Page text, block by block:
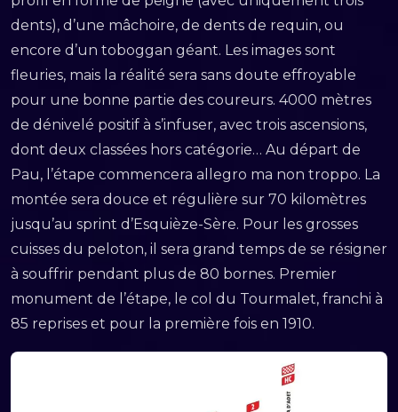
dents), d’une mâchoire, de dents de requin, ou
encore d’un toboggan géant. Les images sont
fleuries, mais la réalité sera sans doute effroyable
pour une bonne partie des coureurs. 4000 mètres
de dénivelé positif à s’infuser, avec trois ascensions,
dont deux classées hors catégorie… Au départ de
Pau, l’étape commencera allegro ma non troppo. La
montée sera douce et régulière sur 70 kilomètres
jusqu’au sprint d’Esquièze-Sère. Pour les grosses
cuisses du peloton, il sera grand temps de se résigner
à souffrir pendant plus de 80 bornes. Premier
monument de l’étape, le col du Tourmalet, franchi à
85 reprises et pour la première fois en 1910.